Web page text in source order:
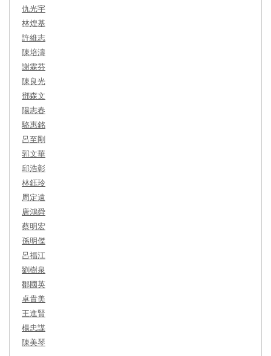
仇光宇
林煌基
許維志
陳培濤
謝霖芬
陳良光
鄧森文
陽志春
駱惠銘
呂至剛
郭文華
邱浩彰
林鈺玲
周定遠
唐鴻舜
蔡明宏
孫明傑
呂福江
劉樹泉
鄒國英
卓貴美
王進賢
楊忠謀
陳美琴